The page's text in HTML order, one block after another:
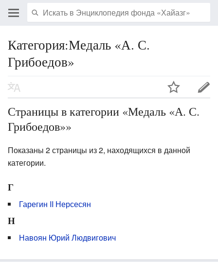
Категория:Медаль «А. С.
Грибоедов»
Страницы в категории «Медаль «А. С.
Грибоедов»»
Показаны 2 страницы из 2, находящихся в данной
категории.
Г
Гарегин II Нерсесян
Н
Навоян Юрий Людвигович